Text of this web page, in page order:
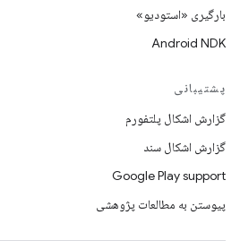
بارگیری «استودیو»
Android NDK
پشتیبانی
گزارش اشکال پلتفورم
گزارش اشکال سند
Google Play support
پیوستن به مطالعات پژوهشی